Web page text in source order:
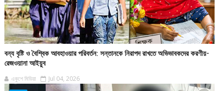
বন্য বৃষ্টি ও বৈশ্বিক আবহাওয়ার পরিবর্তন: সন্তানকে নিরাপদ রাখতে অভিভাবকদের করণীয়-
রেজওয়ানা আইয়ুব
একুশে মিডিয়া Jul 04, 2026